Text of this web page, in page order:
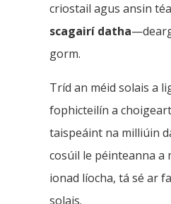
criostail agus ansin
scagairí datha
gorm.
Tríd an méid solais a
fophicteilín a
taispeáint na milliúin
cosúil le péinteanna a
ionad líocha, tá sé ar
solais.